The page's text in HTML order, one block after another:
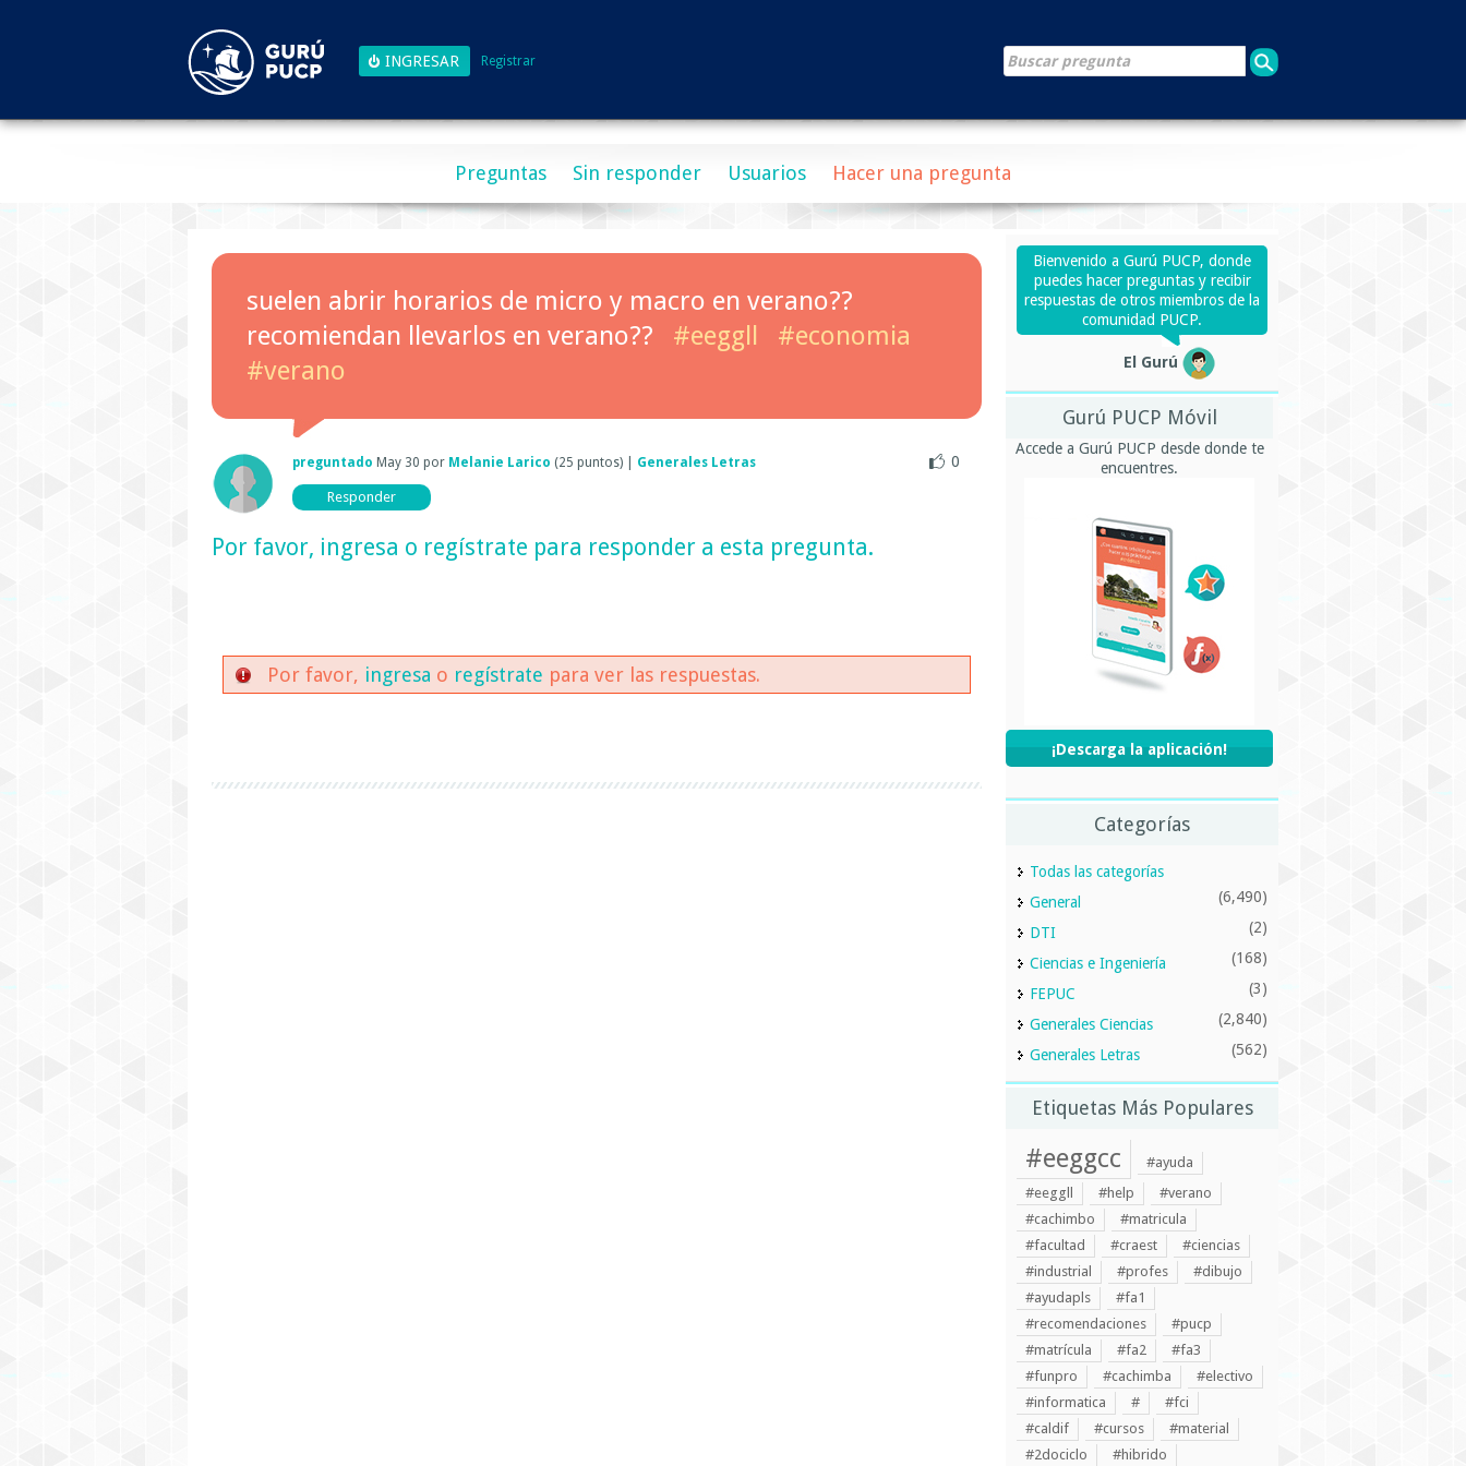
Registrar
Preguntas Sin responder Usuarios Hacer una pregunta
suelen abrir horarios de micro y macro en verano??
recomiendan llevarlos en verano??
#eeggll
#economia
#verano
0
preguntado May 30 por Melanie Larico (25 puntos) Generales Letras
Por favor, ingresa o regístrate para responder a esta pregunta.
Por favor, ingresa o regístrate para ver las respuestas.
Bienvenido a Gurú PUCP, donde
puedes hacer preguntas y recibir
respuestas de otros miembros de la
comunidad PUCP.
El Gurú
Gurú PUCP Móvil
Accede a Gurú PUCP desde donde te
encuentres.
¡Descarga la aplicación!
Categorías
Todas las categorías
General
(6,490)
DTI (2)
Ciencias e Ingeniería (168)
FEPUC (3)
Generales Ciencias (2,840)
Generales Letras (562)
Etiquetas Más Populares
#eeggcc
#ayuda
#eeggll
#help
#verano
#cachimbo
#matricula
#facultad
#craest
#ciencias
#industrial
#profes
#dibujo
#ayudapls
#fa1
#recomendaciones
#pucp
#matrícula
#fa2
#fa3
#funpro
#cachimba
#electivo
#informatica
#
#fci
#caldif
#cursos
#material
#2dociclo
#hibrido